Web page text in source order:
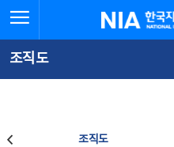
문
로
가
체
뉴
바
가
한국지능정보
조직도
조직도